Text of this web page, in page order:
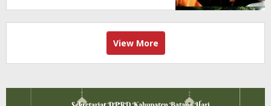
View More